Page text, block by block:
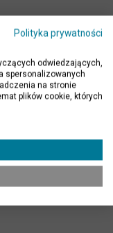
Polityka prywatności
odwiedzających,
spersonalizowanych
na stronie
plików cookie, których